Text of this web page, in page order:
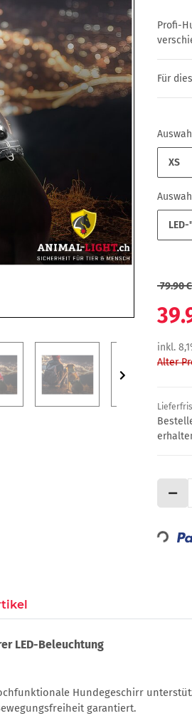
Profi-
Für
XS
79.90
inkl.
Alter
Loading...
LED-Beleuchtung
Hundegeschirr
garantiert.